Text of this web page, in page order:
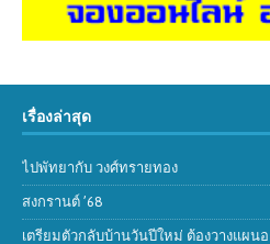
เรื่องล่าสุด
ไปพัทยากับ วงศ์ทรายทอง
สงกรานต์ ’68
เตรียมตัวกลับบ้านวันปีใหม่ ต้องวางแผนอ